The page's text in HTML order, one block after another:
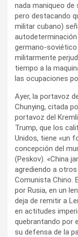
nada maniqueo
pero destacando
militar cubano)
germano-
militarmente
tiempo a la
las ocupaciones
Ayer, la portavoz
Chunying, citada
portavoz del
Trump, que los
Unidos, tiene «un
concepción del
(Peskov). «China
agrediendo a
Comunista Chino.
por Rusia, en un
deja de remitir a
en actitudes
quebrantando por
su defensa de la